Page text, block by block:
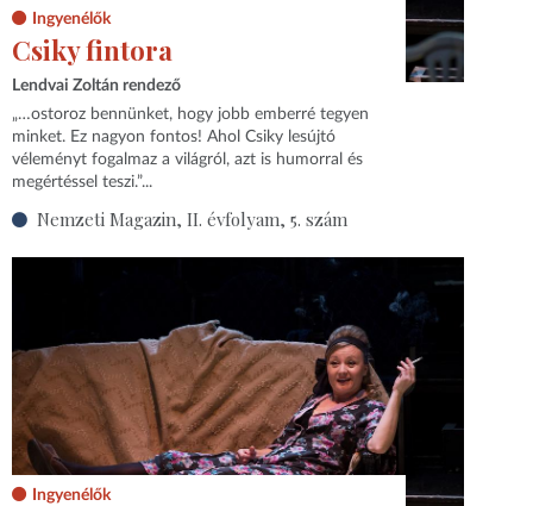
Ingyenélők
Csiky fintora
Lendvai Zoltán rendező
„…ostoroz bennünket, hogy jobb emberré tegyen
minket. Ez nagyon fontos! Ahol Csiky lesújtó
véleményt fogalmaz a világról, azt is humorral és
megértéssel teszi.”...
Nemzeti Magazin, II. évfolyam, 5. szám
Ingyenélők